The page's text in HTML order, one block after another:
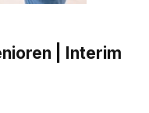
| Interim